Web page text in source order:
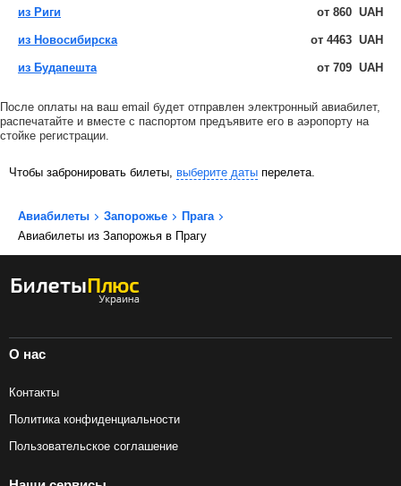
из Риги от 860 UAH
из Новосибирска от 4463 UAH
из Будапешта от 709 UAH
После оплаты на ваш email будет отправлен электронный авиабилет,
распечатайте и вместе с паспортом предъявите его в аэропорту на
стойке регистрации.
Чтобы забронировать билеты, выберите даты перелета.
Авиабилеты Запорожье
Прага
Авиабилеты из Запорожья в Прагу
О нас
Контакты
Политика конфиденциальности
Пользовательское соглашение